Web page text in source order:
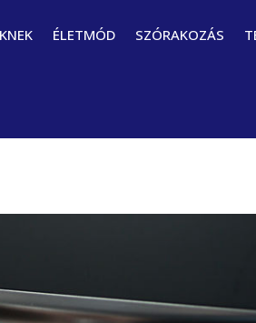
ÉLETMÓD SZÓRAKOZÁS